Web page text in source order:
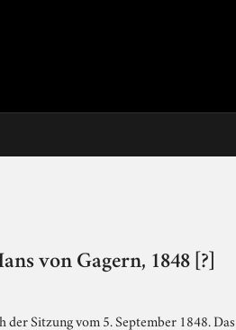
von Gagern, 1848 [?]
Sitzung vom 5. September 1848.